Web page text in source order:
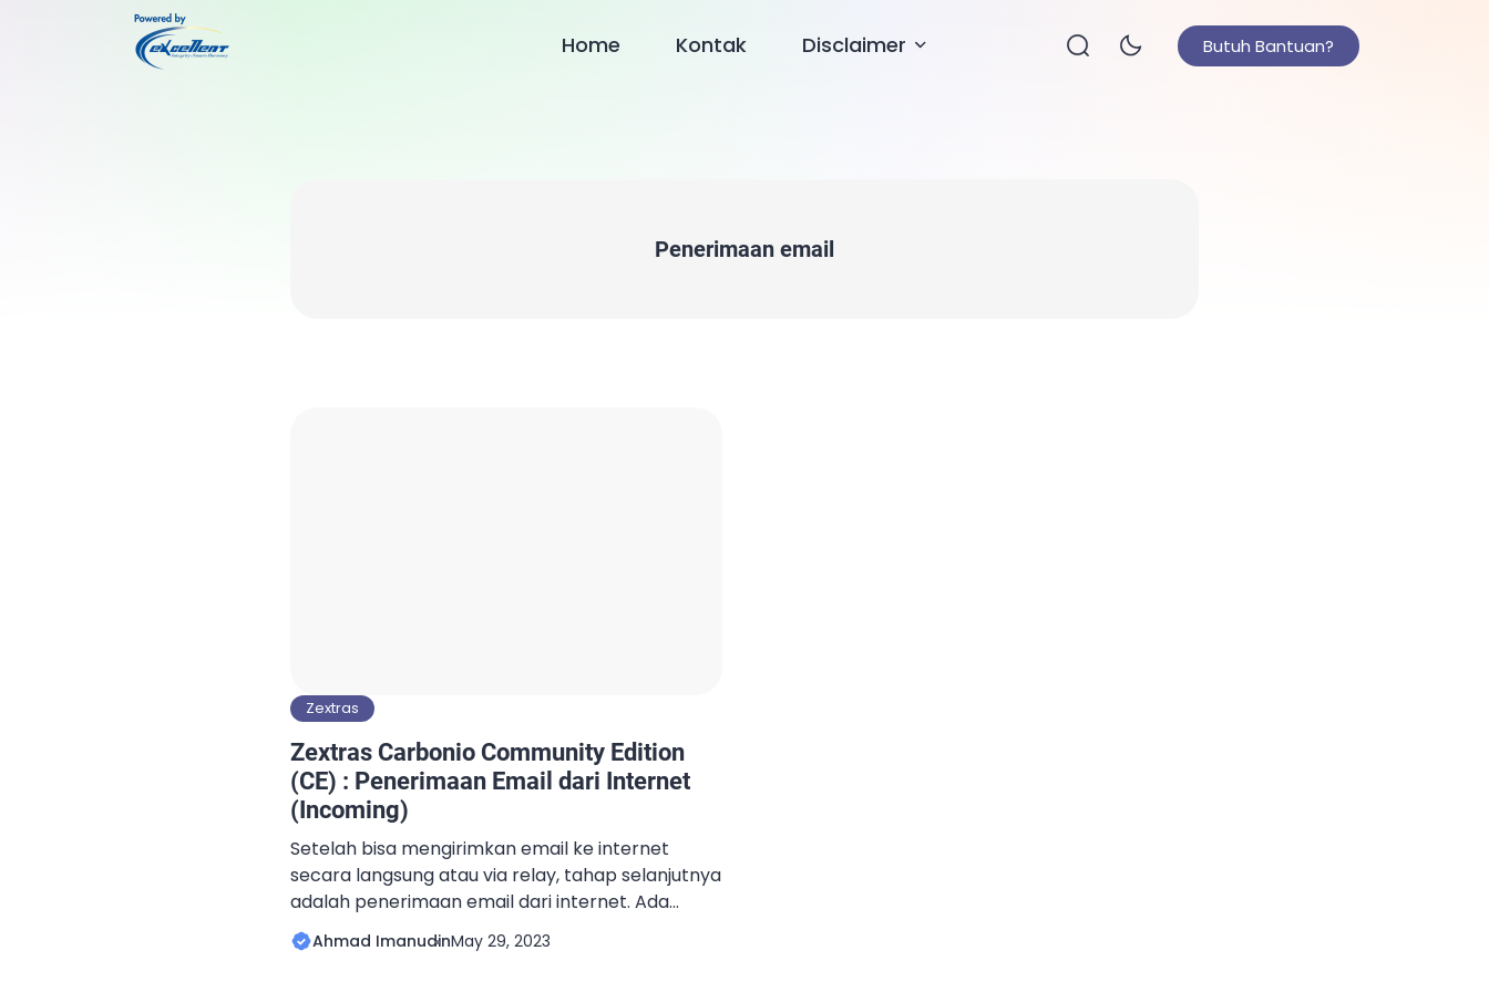
Home Kontak Disclaimer Butuh Bantuan?
Penerimaan email
Zextras
Zextras Carbonio Community Edition
(CE) : Penerimaan Email dari Internet
(Incoming)
Setelah bisa mengirimkan email ke internet
secara langsung atau via relay, tahap selanjutnya
adalah penerimaan email dari internet. Ada
beberapa point yang harus terpenuhi agar dapat
menerima email dari internet Domain asli yang
Ahmad ImanudinMay 29, 2023